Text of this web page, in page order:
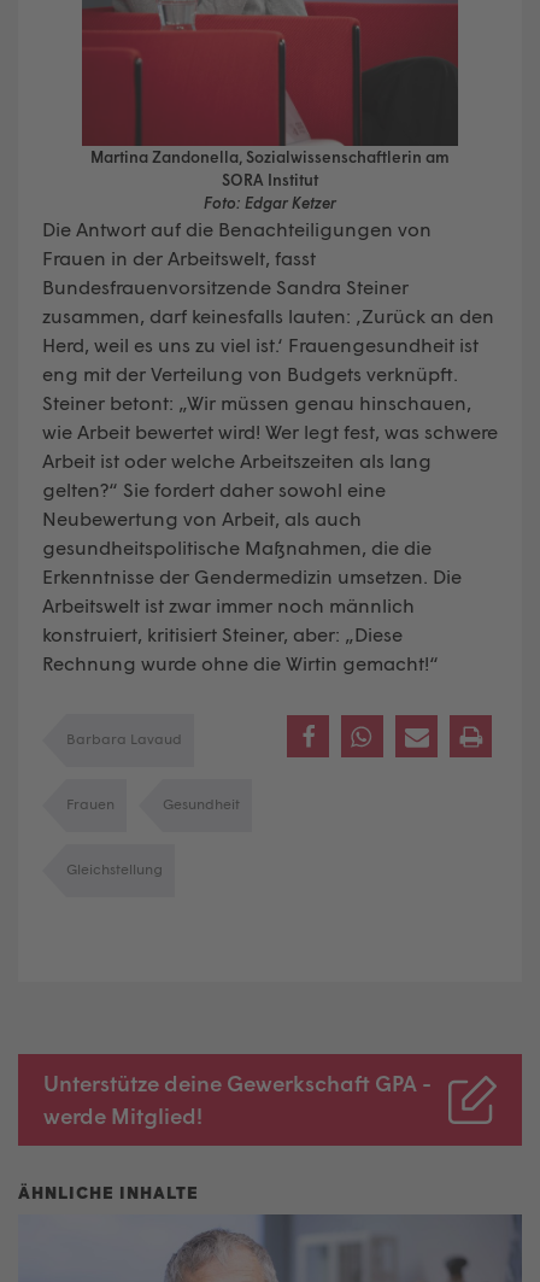
Martina Zandonella, Sozialwissenschaftlerin am
SORA Institut
Foto: Edgar Ketzer
Die Antwort auf die Benachteiligungen von
Frauen in der Arbeitswelt, fasst
Bundesfrauenvorsitzende Sandra Steiner
zusammen, darf keinesfalls lauten: ‚Zurück an den
Herd, weil es uns zu viel ist.‘ Frauengesundheit ist
eng mit der Verteilung von Budgets verknüpft.
Steiner betont: „Wir müssen genau hinschauen,
wie Arbeit bewertet wird! Wer legt fest, was schwere
Arbeit ist oder welche Arbeitszeiten als lang
gelten?“ Sie fordert daher sowohl eine
Neubewertung von Arbeit, als auch
gesundheitspolitische Maßnahmen, die die
Erkenntnisse der Gendermedizin umsetzen. Die
Arbeitswelt ist zwar immer noch männlich
konstruiert, kritisiert Steiner, aber: „Diese
Rechnung wurde ohne die Wirtin gemacht!“
Barbara Lavaud
Frauen Gesundheit
Gleichstellung
Unterstütze deine Gewerkschaft GPA -
werde Mitglied!